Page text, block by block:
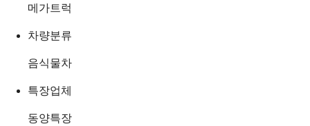
메가트럭
차량분류
음식물차
특장업체
동양특장